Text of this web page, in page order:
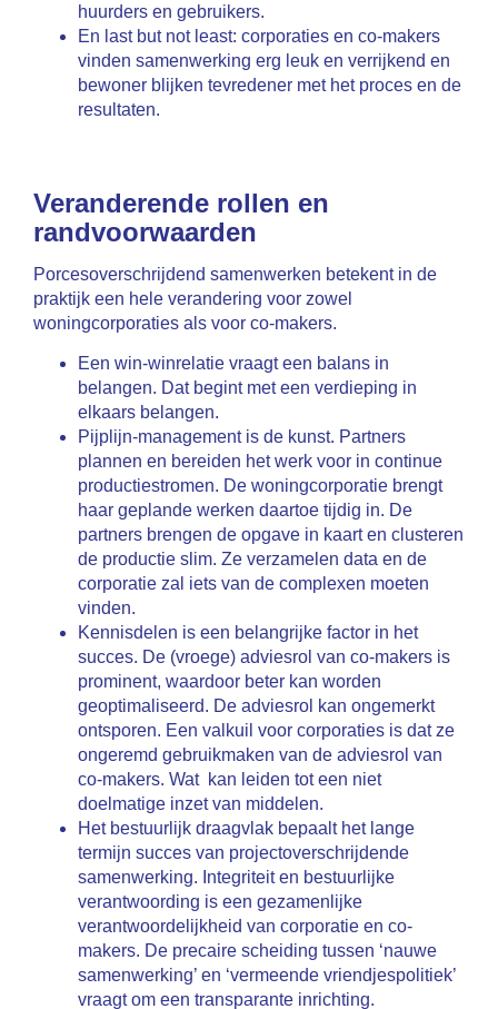
huurders en gebruikers.
En last but not least: corporaties en co-makers
vinden samenwerking erg leuk en verrijkend en
bewoner blijken tevredener met het proces en de
resultaten.
Veranderende rollen en
randvoorwaarden
Porcesoverschrijdend samenwerken betekent in de
praktijk een hele verandering voor zowel
woningcorporaties als voor co-makers.
Een win-winrelatie vraagt een balans in
belangen. Dat begint met een verdieping in
elkaars belangen.
Pijplijn-management is de kunst. Partners
plannen en bereiden het werk voor in continue
productiestromen. De woningcorporatie brengt
haar geplande werken daartoe tijdig in. De
partners brengen de opgave in kaart en clusteren
de productie slim. Ze verzamelen data en de
corporatie zal iets van de complexen moeten
vinden.
Kennisdelen is een belangrijke factor in het
succes. De (vroege) adviesrol van co-makers is
prominent, waardoor beter kan worden
geoptimaliseerd. De adviesrol kan ongemerkt
ontsporen. Een valkuil voor corporaties is dat ze
ongeremd gebruikmaken van de adviesrol van
co-makers. Wat kan leiden tot een niet
doelmatige inzet van middelen.
Het bestuurlijk draagvlak bepaalt het lange
termijn succes van projectoverschrijdende
samenwerking. Integriteit en bestuurlijke
verantwoording is een gezamenlijke
verantwoordelijkheid van corporatie en co-
makers. De precaire scheiding tussen ‘nauwe
samenwerking’ en ‘vermeende vriendjespolitiek’
vraagt om een transparante inrichting.